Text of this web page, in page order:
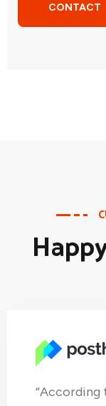
CONTACT
“According